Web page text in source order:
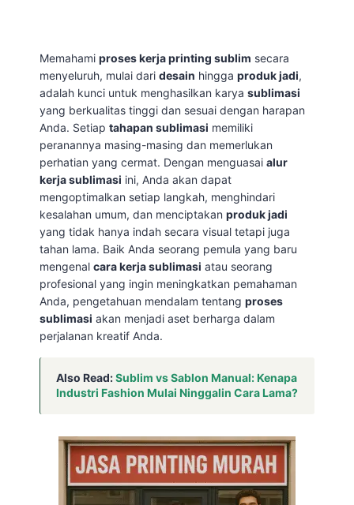
Memahami proses kerja printing sublim secara
menyeluruh, mulai dari desain hingga produk jadi,
adalah kunci untuk menghasilkan karya sublimasi
yang berkualitas tinggi dan sesuai dengan harapan
Anda. Setiap tahapan sublimasi memiliki
peranannya masing-masing dan memerlukan
perhatian yang cermat. Dengan menguasai alur
kerja sublimasi ini, Anda akan dapat
mengoptimalkan setiap langkah, menghindari
kesalahan umum, dan menciptakan produk jadi
yang tidak hanya indah secara visual tetapi juga
tahan lama. Baik Anda seorang pemula yang baru
mengenal cara kerja sublimasi atau seorang
profesional yang ingin meningkatkan pemahaman
Anda, pengetahuan mendalam tentang proses
sublimasi akan menjadi aset berharga dalam
perjalanan kreatif Anda.
Also Read:Sublim vs Sablon Manual: Kenapa
Industri Fashion Mulai Ninggalin Cara Lama?